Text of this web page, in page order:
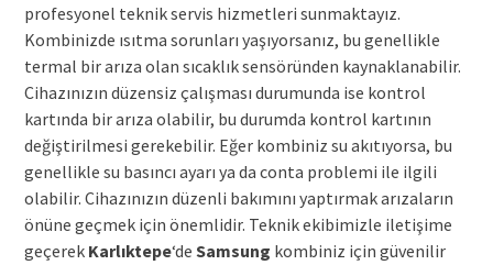
profesyonel teknik servis hizmetleri sunmaktayız.
Kombinizde ısıtma sorunları yaşıyorsanız, bu genellikle
termal bir arıza olan sıcaklık sensöründen kaynaklanabilir.
Cihazınızın düzensiz çalışması durumunda ise kontrol
kartında bir arıza olabilir, bu durumda kontrol kartının
değiştirilmesi gerekebilir. Eğer kombiniz su akıtıyorsa, bu
genellikle su basıncı ayarı ya da conta problemi ile ilgili
olabilir. Cihazınızın düzenli bakımını yaptırmak arızaların
önüne geçmek için önemlidir. Teknik ekibimizle iletişime
geçerek Karlıktepe‘de Samsung kombiniz için güvenilir